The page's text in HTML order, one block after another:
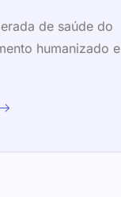
de saúde do
humanizado e